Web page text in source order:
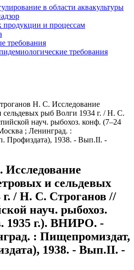
в области аквакультуры
продукции и процессам
требования
требования
Н. С. Исследование
сельдевых рыб Волги 1934 г. / Н. С.
науч. рыбохоз. конф. (7–24
; Ленинград. :
Профиздата), 1938. - Вып.II. -
и сельдевых
/ Н. С. Строганов //
науч. рыбохоз.
1935 г.). ВНИРО. -
: Пищепромиздат,
1938. - Вып.II. -